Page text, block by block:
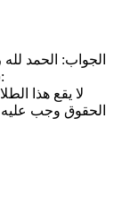
الجواب: الحمد
سيدنا محمد، وعلى آله وصحبه أجمعين، أما بعد:
الحقوق وجب عليه